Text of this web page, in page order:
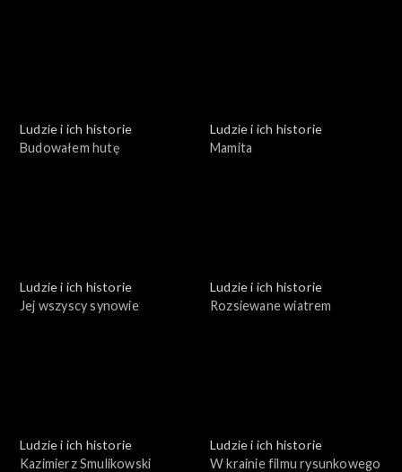
Ludzie i ich historie
Budowałem hutę
Ludzie i ich historie
Mamita
Ludzie i ich historie
Jej wszyscy synowie
Ludzie i ich historie
Rozsiewane wiatrem
Ludzie i ich historie
Kazimierz Smulikowski
Ludzie i ich historie
W krainie filmu rysunkowego